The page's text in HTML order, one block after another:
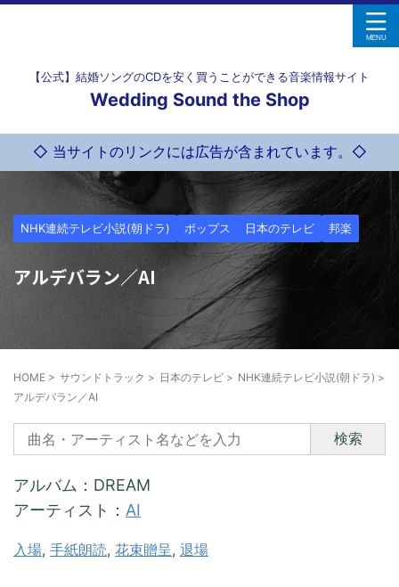
【公式】結婚ソングのCDを安く買うことができる音楽情報サイト
Wedding Sound the Shop
◇ 当サイトのリンクには広告が含まれています。◇
NHK連続テレビ小説(朝ドラ) ポップス 日本のテレビ 邦楽
アルデバラン／AI
HOME > サウンドトラック > 日本のテレビ > NHK連続テレビ小説(朝ドラ) >
アルデバラン／AI
検索
アルバム：DREAM
アーティスト： AI
入場, 手紙朗読, 花束贈呈, 退場